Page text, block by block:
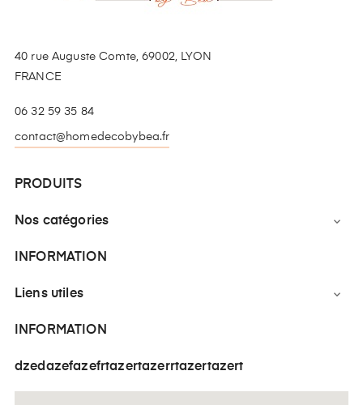
40 rue Auguste Comte, 69002, LYON
FRANCE
06 32 59 35 84
contact@homedecobybea.fr
PRODUITS
Nos catégories 
INFORMATION
Liens utiles 
INFORMATION
dzedazefazefrtazertazerrtazertazert